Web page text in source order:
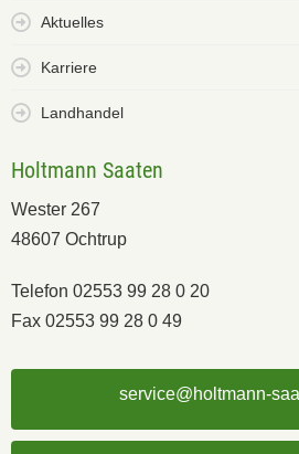
Aktuelles
Karriere
Landhandel
Holtmann Saaten
Wester 267
48607 Ochtrup
Telefon 02553 99 28 0 20
Fax 02553 99 28 0 49
service@holtmann-